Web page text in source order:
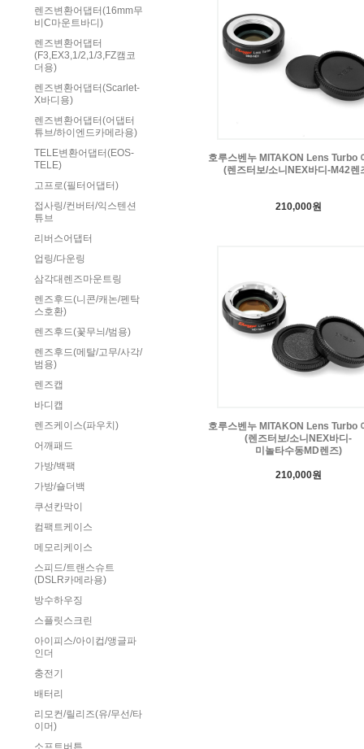
렌즈변환어댑터(16mm무
비C마운트바디)
렌즈변환어댑터
(F3,EX3,1/2,1/3,FZ캠코
더용)
렌즈변환어댑터(Scarlet-
X바디용)
렌즈변환어댑터(어댑터
튜브/하이엔드카메라용)
TELE변환어댑터(EOS-
TELE)
고프로(필터어댑터)
접사링/컨버터/익스텐션
튜브
리버스어댑터
업링/다운링
삼각대렌즈마운트링
렌즈후드(니콘/캐논/펜탁
스호환)
렌즈후드(꽃무늬/범용)
렌즈후드(메탈/고무/사각/
범용)
렌즈캡
바디캡
렌즈케이스(파우치)
어깨패드
가방/백팩
가방/숄더백
쿠션칸막이
컴팩트케이스
메모리케이스
스피드/트랜스슈트
(DSLR카메라용)
방수하우징
스플릿스크린
아이피스/아이컵/앵글파
인더
충전기
배터리
리모컨/릴리즈(유/무선/타
이머)
소프트버튼
호루스벤누 MITAKON Lens Turbo
(렌즈터보/소니NEX바디-M42렌
210,000원
호루스벤누 MITAKON Lens Turbo
(렌즈터보/소니NEX바디-
미놀타수동MD렌즈)
210,000원